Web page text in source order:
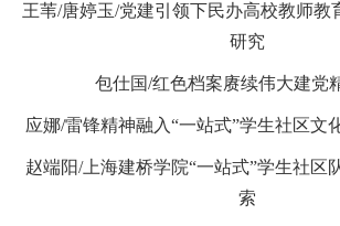
王苇/唐婷玉/党建引领下民办高校教师教
研究
包仕国/红色档案赓续伟大建党
应娜/雷锋精神融入“一站式”学生社区文
赵端阳/上海建桥学院“一站式”学生社区
索